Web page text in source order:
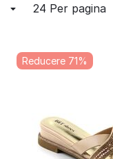
24 Per pagina
Reducere 71%